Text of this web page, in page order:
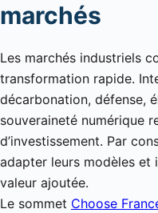
marchés
Les marchés industriels
transformation rapide.
décarbonation, défense,
souveraineté numérique
d’investissement. Par
adapter leurs modèles et
valeur ajoutée.
Le sommet Choose